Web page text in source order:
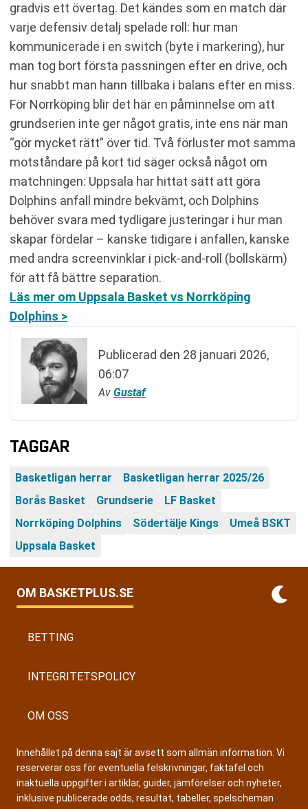
gradvis ett övertag. Det kändes som en match där
varje defensiv detalj spelade roll: hur man
kommunicerade i en switch (byte i markering), hur
man tog bort första passningen efter en drive, och
hur snabbt man hann tillbaka i balans efter en miss.
För Norrköping blir det här en påminnelse om att
grundserien inte ger något gratis, inte ens när man
“gör mycket rätt” över tid. Två förluster mot samma
motståndare på kort tid säger också något om
matchningen: Uppsala har hittat sätt att göra
Dolphins anfall mindre bekvämt, och Dolphins
behöver svara med tydligare justeringar i hur man
skapar fördelar – kanske tidigare i anfallen, kanske
med andra screenvinklar i pick-and-roll (bollskärm)
för att få bättre separation.
Läs mer om Uppsala Basket vs Norrköping
Dolphins >
Publicerad den 28 januari 2026,
06:07
Av Gustaf
TAGGAR
Basketligan herrar
Basketligan herrar 2025/26
Borås Basket
Grundserie
LF Basket
Norrköping Dolphins
Södertälje Kings
Umeå BSKT
Uppsala Basket
OM BASKETPLUS.SE
BETTING
INTEGRITETSPOLICY
OM OSS
Innehållet på denna sajt är avsett som allmän information. Vi
reserverar oss för eventuella felskrivningar, faktafel och
inaktuella uppgifter i artiklar, guider, jämförelser och nyheter,
inklusive publicerade odds, resultat, tabeller, spelscheman